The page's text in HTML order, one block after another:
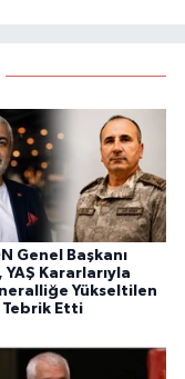
Genel Başkanı
YAŞ Kararlarıyla
Yükseltilen
Tebrik Etti